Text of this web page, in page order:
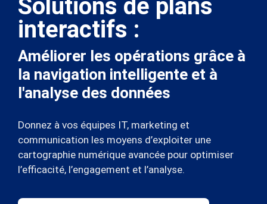
Solutions de plans
interactifs :
Améliorer les opérations grâce à
la navigation intelligente et à
l'analyse des données
Donnez à vos équipes IT, marketing et
communication les moyens d’exploiter une
cartographie numérique avancée pour optimiser
l’efficacité, l’engagement et l’analyse.